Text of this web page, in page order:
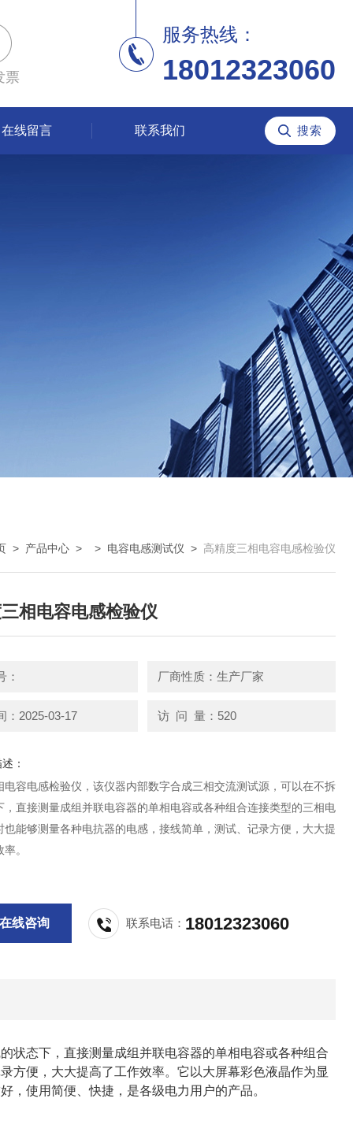
票
服务热线：
18012323060
在线留言 联系我们
> 产品中心 > > 电容电感测试仪 > 高精度三相电容电感检验仪
相电容电感检验仪
： 厂商性质：生产厂家
：2025-03-17 访 问 量：520
：
电容电感检验仪，该仪器内部数字合成三相交流测试源，可以在不拆
，直接测量成组并联电容器的单相电容或各种组合连接类型的三相电
也能够测量各种电抗器的电感，接线简单，测试、记录方便，大大提
。
在线咨询 联系电话： 18012323060
状态下，直接测量成组并联电容器的单相电容或各种组合
方便，大大提高了工作效率。它以大屏幕彩色液晶作为显
，使用简便、快捷，是各级电力用户的产品。